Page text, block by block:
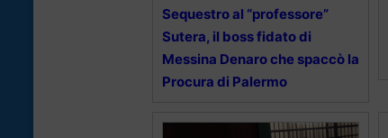
Sequestro al “professore”
Sutera, il boss fidato di
Messina Denaro che spaccò la
Procura di Palermo